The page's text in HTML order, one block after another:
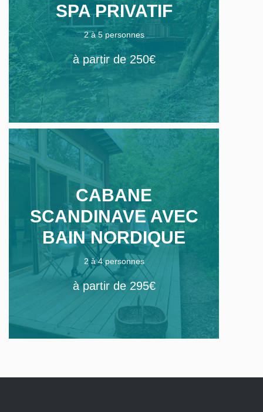
SPA PRIVATIF
2 à 5 personnes
à partir de 250€
CABANE
SCANDINAVE AVEC
BAIN NORDIQUE
2 à 4 personnes
à partir de 295€